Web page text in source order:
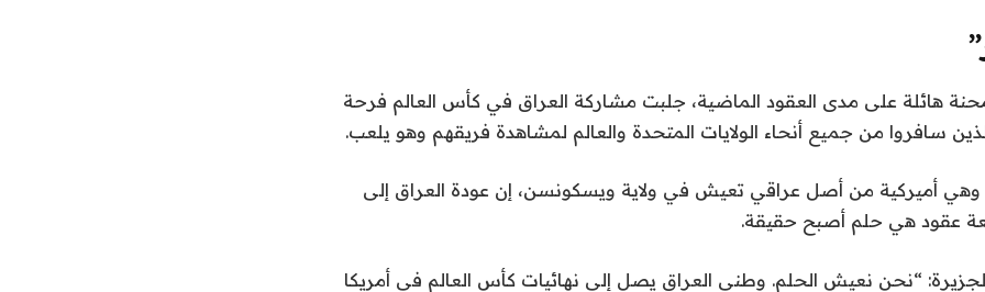
محنة هائلة على مدى العقود الماضية، جلبت مشاركة العراق في كأس العالم فرحة
سافروا من جميع أنحاء الولايات المتحدة والعالم لمشاهدة فريقهم وهو يلعب.
وهي أميركية من أصل عراقي تعيش في ولاية ويسكونسن، إن عودة العراق إلى
عقود هي حلم أصبح حقيقة.
“نحن نعيش الحلم. وطني العراق يصل إلى نهائيات كأس العالم في أمريكا